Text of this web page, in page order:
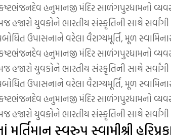
હનુમાનજી મંદિર સાળંગપુરધામનો
હજારો યુવકોને ભારતીય સંસ્કૃતિની સાથે સર્વાંગી
ઉપાસનાને વરેલા વૈરાગ્યમૂર્તિ, મૂળ
હનુમાનજી મંદિર સાળંગપુરધામનો
હજારો યુવકોને ભારતીય સંસ્કૃતિની સાથે સર્વાંગી
ઉપાસનાને વરેલા વૈરાગ્યમૂર્તિ, મૂળ
હનુમાનજી મંદિર સાળંગપુરધામનો
હજારો યુવકોને ભારતીય સંસ્કૃતિની સાથે સર્વાંગી
સ્વરુપ સ્વામીશ્રી